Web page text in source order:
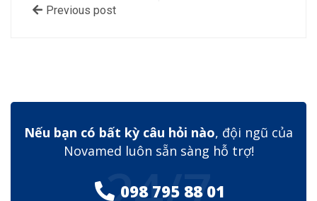
Previous post
Nếu bạn có bất kỳ câu hỏi nào, đội ngũ của
Novamed luôn sẵn sàng hỗ trợ!
098 795 88 01